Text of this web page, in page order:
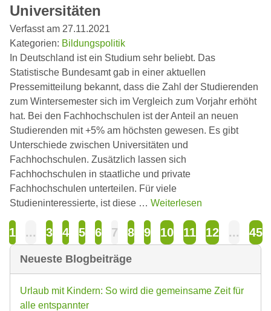
Universitäten
Verfasst am 27.11.2021
Kategorien: Bildungspolitik
In Deutschland ist ein Studium sehr beliebt. Das
Statistische Bundesamt gab in einer aktuellen
Pressemitteilung bekannt, dass die Zahl der Studierenden
zum Wintersemester sich im Vergleich zum Vorjahr erhöht
hat. Bei den Fachhochschulen ist der Anteil an neuen
Studierenden mit +5% am höchsten gewesen. Es gibt
Unterschiede zwischen Universitäten und
Fachhochschulen. Zusätzlich lassen sich
Fachhochschulen in staatliche und private
Fachhochschulen unterteilen. Für viele
Studieninteressierte, ist diese … Weiterlesen
1 ... 3 4 5 6 7 8 9 10 11 12 ... 45
Neueste Blogbeiträge
Urlaub mit Kindern: So wird die gemeinsame Zeit für
alle entspannter